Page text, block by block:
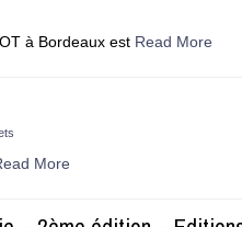
à Bordeaux est Read More
More